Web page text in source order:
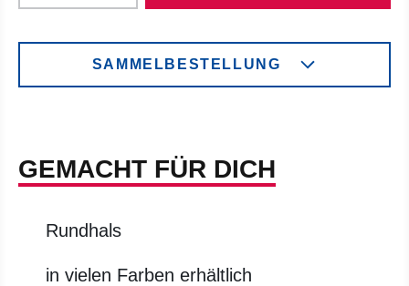
SAMMELBESTELLUNG
GEMACHT FÜR DICH
Rundhals
in vielen Farben erhältlich